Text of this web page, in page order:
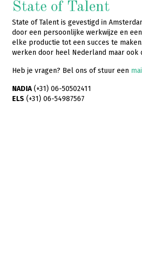
State of Talent
State of Talent is gevestigd in
door een persoonlijke werkwijze en
elke productie tot een succes te
werken door heel Nederland maar ook
Heb je vragen? Bel ons of stuur een
NADIA(+31) 06-50502411
ELS (+31) 06-54987567